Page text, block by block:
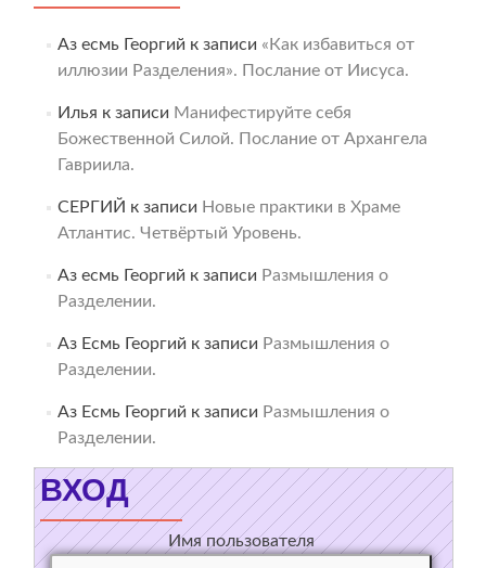
Аз есмь Георгий к записи «Как избавиться от
иллюзии Разделения». Послание от Иисуса.
Илья к записи Манифестируйте себя
Божественной Силой. Послание от Архангела
Гавриила.
СЕРГИЙ к записи Новые практики в Храме
Атлантис. Четвёртый Уровень.
Аз есмь Георгий к записи Размышления о
Разделении.
Аз Есмь Георгий к записи Размышления о
Разделении.
Аз Есмь Георгий к записи Размышления о
Разделении.
ВХОД
Имя пользователя